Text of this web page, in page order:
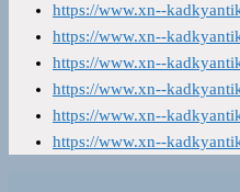
https://www.xn--
https://www.xn--
https://www.xn--
https://www.xn--
https://www.xn--
https://www.xn--